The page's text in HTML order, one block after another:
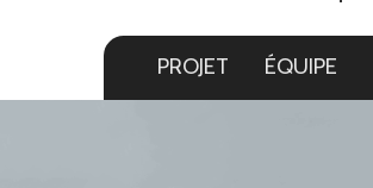
PROJET ÉQUIPE